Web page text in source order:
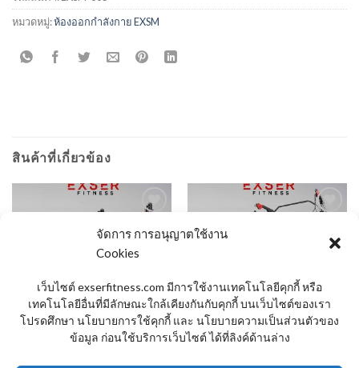
จัดการ การอนุญาตใช้งาน
Cookies
เว็บไซต์ exserfitness.com มีการใช้งานเทคโนโลยีคุกกี้ หรือ
เทคโนโลยีอื่นที่มีลักษณะใกล้เคียงกันกับคุกกี้ บนเว็บไซต์ของเรา
โปรดศึกษา นโยบายการใช้คุกกี้ และ นโยบายความเป็นส่วนตัวของ
ข้อมูล ก่อนใช้บริการเว็บไซต์ ได้ที่ลิงค์ด้านล่าง
หมวดหมู่:ห้องออกกำลังกาย EXSM
สินค้าที่เกี่ยวข้อง
Add to
Add to